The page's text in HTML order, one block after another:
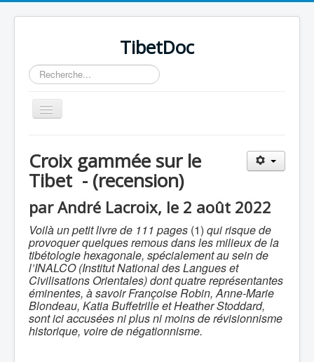
TibetDoc
Rechercher
Basculer
la
Croix gammée sur le
Tibet - (recension)
par André Lacroix, le 2 août 2022
Voilà un petit livre de 111 pages (1) qui risque de
provoquer quelques remous dans les milieux de la
tibétologie hexagonale, spécialement au sein de
l’INALCO (Institut National des Langues et
Civilisations Orientales) dont quatre représentantes
éminentes, à savoir Françoise Robin, Anne-Marie
Blondeau, Katia Buffetrille et Heather Stoddard,
sont ici accusées ni plus ni moins de révisionnisme
historique, voire de négationnisme.